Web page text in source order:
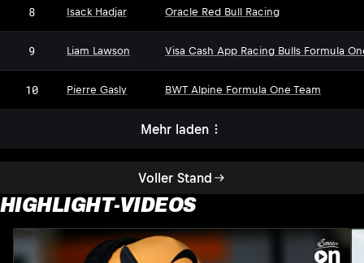
Voller Stand
8 Isack Hadjar Oracle Red Bull Racing
9 Liam Lawson Visa Cash App Racing Bulls Formula
10 Pierre Gasly BWT Alpine Formula One Team
Mehr laden
HIGHLIGHT-VIDEOS